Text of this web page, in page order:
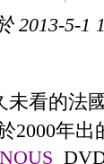
2013-5-1
看的法
2000年出